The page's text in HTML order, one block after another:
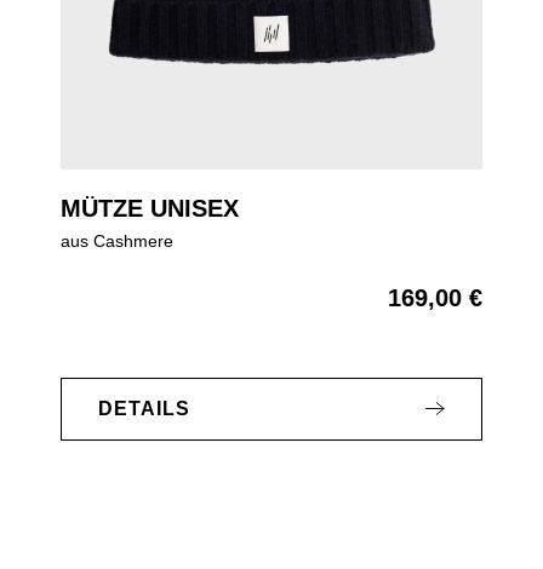
MÜTZE UNISEX
aus Cashmere
169,00 €
DETAILS